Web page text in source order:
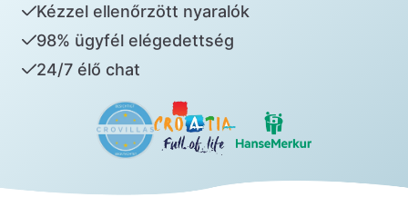
Kézzel ellenőrzött nyaralók
98% ügyfél elégedettség
24/7 élő chat